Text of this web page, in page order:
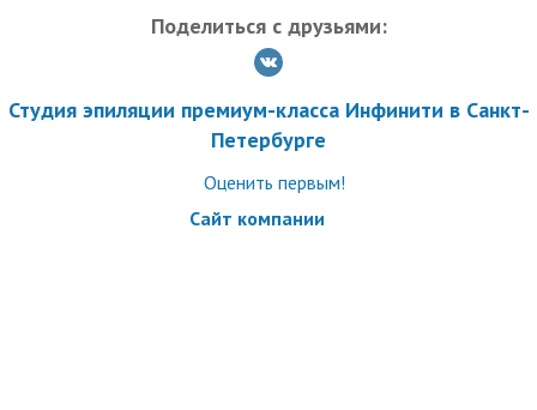
Опоздание на процедуру допустимо не более чем на 15
Необходима консультация специалиста, имеются
противопоказания.
Скидка по купону не суммируется с другими специальными
Поделиться с друзьями:
Студия эпиляции премиум-класса Инфинити в Санкт-
Петербурге
Оценить первым!
Сайт компании